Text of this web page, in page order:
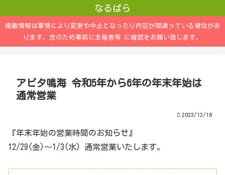
なるぱら
掲載情報は事情により変更や中止となったり内容が間違っている場合があ
ります。念のため事前に主催者等 に確認をお願い致します。
アピタ鳴海 令和5年から6年の年末年始は
通常営業
2023/12/18
『年末年始の営業時間のお知らせ』
12/29(金)～1/3(水) 通常営業いたします。